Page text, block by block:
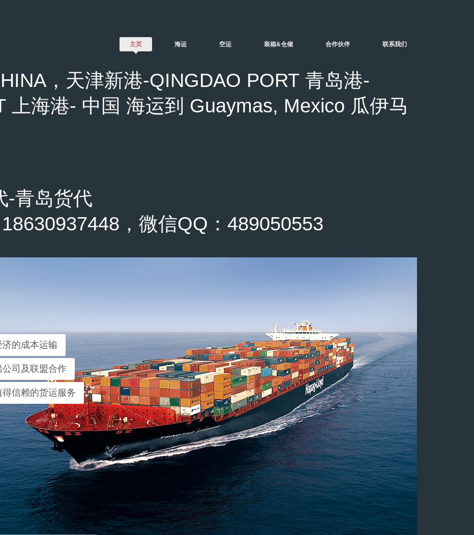
主页 海运 空运 装箱&仓储 合作伙伴 联系我们
，天津新港-QINGDAO PORT 青岛港-
上海港- 中国 海运到 Guaymas, Mexico 瓜伊马
-青岛货代
，微信QQ：489050553
的成本运输
司及联盟合作
信赖的货运服务